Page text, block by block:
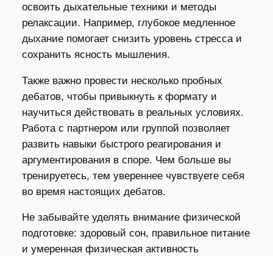
освоить дыхательные техники и методы
релаксации. Например, глубокое медленное
дыхание помогает снизить уровень стресса и
сохранить ясность мышления.
Также важно провести несколько пробных
дебатов, чтобы привыкнуть к формату и
научиться действовать в реальных условиях.
Работа с партнером или группой позволяет
развить навыки быстрого реагирования и
аргументирования в споре. Чем больше вы
тренируетесь, тем увереннее чувствуете себя
во время настоящих дебатов.
Не забывайте уделять внимание физической
подготовке: здоровый сон, правильное питание
и умеренная физическая активность